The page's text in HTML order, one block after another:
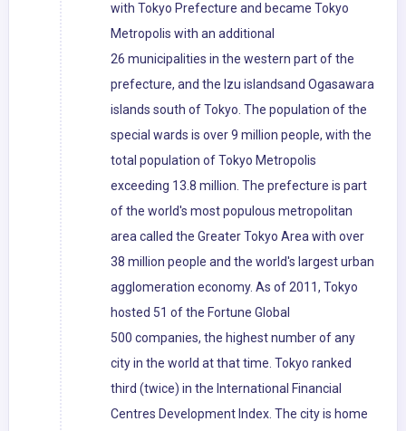
with Tokyo Prefecture and became Tokyo
Metropolis with an additional
26 municipalities in the western part of the
prefecture, and the Izu islandsand Ogasawara
islands south of Tokyo. The population of the
special wards is over 9 million people, with the
total population of Tokyo Metropolis
exceeding 13.8 million. The prefecture is part
of the world's most populous metropolitan
area called the Greater Tokyo Area with over
38 million people and the world's largest urban
agglomeration economy. As of 2011, Tokyo
hosted 51 of the Fortune Global
500 companies, the highest number of any
city in the world at that time. Tokyo ranked
third (twice) in the International Financial
Centres Development Index. The city is home